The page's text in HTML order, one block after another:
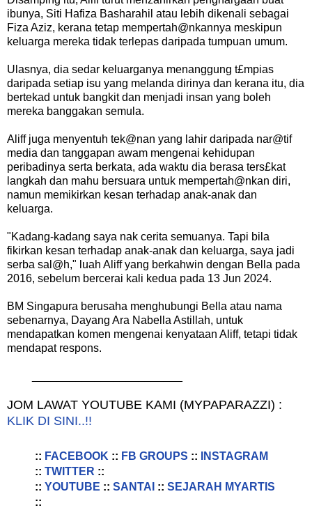
ibunya, Siti Hafiza Basharahil atau lebih dikenali sebagai
Fiza Aziz, kerana tetap mempertah@nkannya meskipun
keluarga mereka tidak terlepas daripada tumpuan umum.
Ulasnya, dia sedar keluarganya menanggung t£mpias
daripada setiap isu yang melanda dirinya dan kerana itu, dia
bertekad untuk bangkit dan menjadi insan yang boleh
mereka banggakan semula.
Aliff juga menyentuh tek@nan yang lahir daripada nar@tif
media dan tanggapan awam mengenai kehidupan
peribadinya serta berkata, ada waktu dia berasa ters£kat
langkah dan mahu bersuara untuk mempertah@nkan diri,
namun memikirkan kesan terhadap anak-anak dan
keluarga.
"Kadang-kadang saya nak cerita semuanya. Tapi bila
fikirkan kesan terhadap anak-anak dan keluarga, saya jadi
serba sal@h," luah Aliff yang berkahwin dengan Bella pada
2016, sebelum bercerai kali kedua pada 13 Jun 2024.
BM Singapura berusaha menghubungi Bella atau nama
sebenarnya, Dayang Ara Nabella Astillah, untuk
mendapatkan komen mengenai kenyataan Aliff, tetapi tidak
mendapat respons.
JOM LAWAT YOUTUBE KAMI (MYPAPARAZZI) :
KLIK DI SINI..!!
:: FACEBOOK :: FB GROUPS ::
INSTAGRAM
:: TWITTER ::
:: YOUTUBE :: SANTAI :: SEJARAH MYARTIS
::